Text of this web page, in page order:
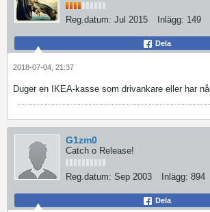
Reg.datum: Jul 2015 Inlägg: 149
Dela
2018-07-04, 21:37
Duger en IKEA-kasse som drivankare eller har
G1zm0
Catch o Release!
Reg.datum: Sep 2003 Inlägg: 894
Dela